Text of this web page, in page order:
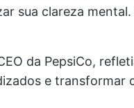
sua clareza
da PepsiCo,
e transformar